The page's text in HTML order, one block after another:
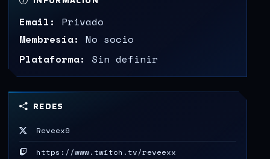
Email:
Privado
Membresía: No socio
Plataforma: Sin definir
REDES
Reveex9
https://www.twitch.tv/reveexx